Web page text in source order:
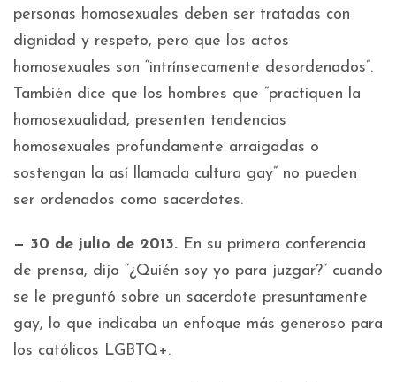
personas homosexuales deben ser tratadas con
dignidad y respeto, pero que los actos
homosexuales son “intrínsecamente desordenados”.
También dice que los hombres que “practiquen la
homosexualidad, presenten tendencias
homosexuales profundamente arraigadas o
sostengan la así llamada cultura gay” no pueden
ser ordenados como sacerdotes.
— 30 de julio de 2013. En su primera conferencia
de prensa, dijo “¿Quién soy yo para juzgar?” cuando
se le preguntó sobre un sacerdote presuntamente
gay, lo que indicaba un enfoque más generoso para
los católicos LGBTQ+.